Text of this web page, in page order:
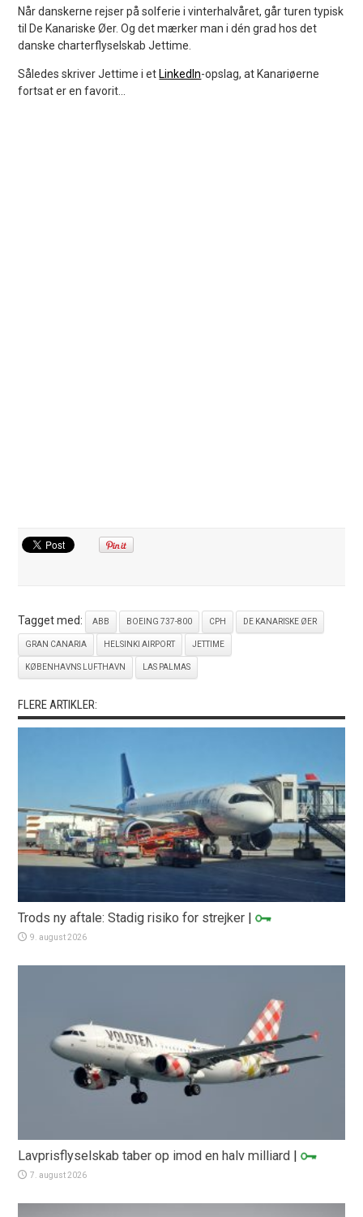
Når danskerne rejser på solferie i vinterhalvåret, går turen typisk
til De Kanariske Øer. Og det mærker man i dén grad hos det
danske charterflyselskab Jettime.
Således skriver Jettime i et LinkedIn-opslag, at Kanariøerne
fortsat er en favorit...
Tagget med: ABB BOEING 737-800 CPH DE KANARISKE ØER
GRAN CANARIA HELSINKI AIRPORT JETTIME
KØBENHAVNS LUFTHAVN LAS PALMAS
FLERE ARTIKLER:
Trods ny aftale: Stadig risiko for strejker |
9. august 2026
Lavprisflyselskab taber op imod en halv milliard |
7. august 2026